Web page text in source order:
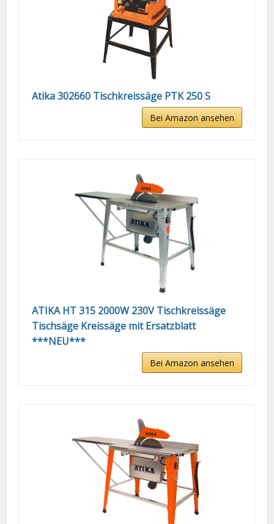
Atika 302660 Tischkreissäge PTK 250 S
Bei Amazon ansehen
ATIKA HT 315 2000W 230V Tischkreissäge
Tischsäge Kreissäge mit Ersatzblatt
***NEU***
Bei Amazon ansehen